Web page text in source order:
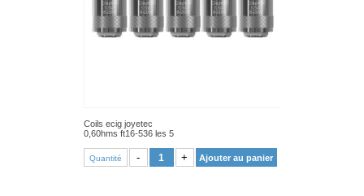
Coils ecig joyetec
0,60hms ft16-536 les 5
Quantité - + Ajouter au panier